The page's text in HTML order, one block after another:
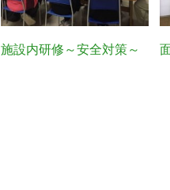
施設内研修～安全対策～